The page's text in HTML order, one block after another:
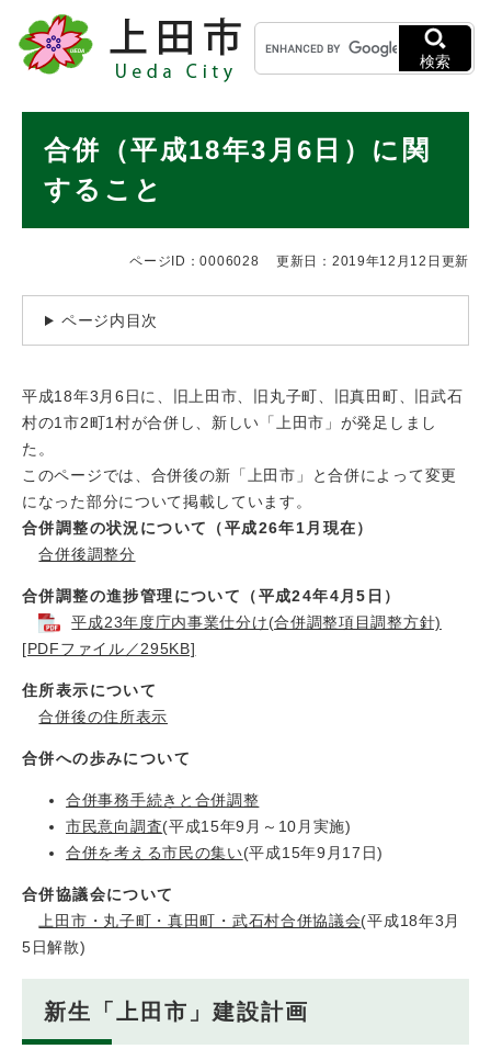
メニューを飛ばして本文へ
キ
ー
ワ
検
検索
合併（平成18年3月6日）に関
すること
ページID：0006028 更新日：2019年12月12日更新
ページ内目次
平成18年3月6日に、旧上田市、旧丸子町、旧真田町、旧武石
村の1市2町1村が合併し、新しい「上田市」が発足しまし
た。
このページでは、合併後の新「上田市」と合併によって変更
になった部分について掲載しています。
合併調整の状況について（平成26年1月現在）
合併後調整分
合併調整の進捗管理について（平成24年4月5日）
平成23年度庁内事業仕分け(合併調整項目調整方針)
[PDFファイル／295KB]
住所表示について
合併後の住所表示
合併への歩みについて
合併事務手続きと合併調整
市民意向調査(平成15年9月～10月実施)
合併を考える市民の集い(平成15年9月17日)
合併協議会について
上田市・丸子町・真田町・武石村合併協議会(平成18年3月
5日解散)
新生「上田市」建設計画